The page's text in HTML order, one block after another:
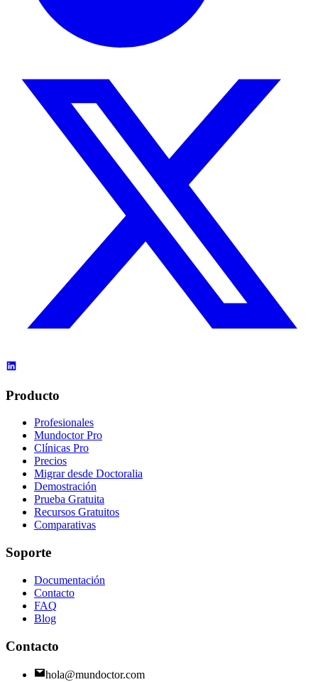
Producto
Profesionales
Mundoctor Pro
Clínicas Pro
Precios
Migrar desde Doctoralia
Demostración
Prueba Gratuita
Recursos Gratuitos
Comparativas
Soporte
Documentación
Contacto
FAQ
Blog
Contacto
hola@mundoctor.com